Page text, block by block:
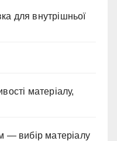
для внутрішньої
матеріалу,
— вибір матеріалу